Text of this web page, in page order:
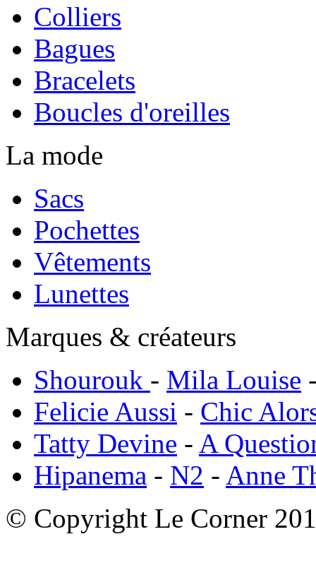
Colliers
Bagues
Bracelets
Boucles d'oreilles
La mode
Sacs
Pochettes
Vêtements
Lunettes
Marques & créateurs
Shourouk - Mila Louise
Felicie Aussi - Chic
Tatty Devine - A
Hipanema - N2 - Anne
© Copyright Le Corner